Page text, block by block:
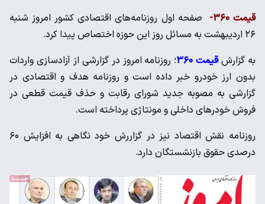
قیمت ۳۶۰-
صفحه اول روزنامه‌های اقتصادی کشور امروز شنبه
۲۶ اردیبهشت به مسائل روز این حوزه اختصاص پیدا کرد.
به گزارشقیمت ۳۶۰
؛ روزنامه امروز در گزارشی از آزادسازی واردات
بدون ارز خودرو خبر داده است و روزنامه هدف و اقتصادی در
گزارشی به مصوبه جدید شورای رقابت و حذف قیمت قطعی در
فروش خودرهای داخلی و مونتاژی پرداخته است.
روزنامه نقش اقتصاد نیز در گزاررش خود نگاهی به افزایش ۶۰
درصدی حقوق بازنشستگان دارد.